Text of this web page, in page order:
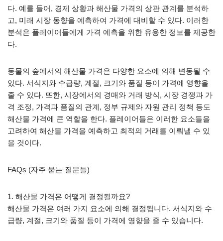
다. 예를 들어, 경제 상황과 해산물 가격의 상관 관계를 분석하
고, 미래 시장 동향을 예측하여 가격에 대비할 수 있다. 이러한
분석은 플레이어들에게 가격 예측을 위한 유용한 정보를 제공한
다.
동물의 숲에서의 해산물 가격은 다양한 요소에 의해 변동될 수
있다. 서식지와 수급량, 계절, 크기와 품질 등이 가격에 영향을
줄 수 있다. 또한, 시장에서의 경매와 거래 방식, 시장 경쟁과 가
격 조정, 가격과 품질의 관계, 정부 규제와 자원 관리 정책 등도
해산물 가격에 큰 역할을 한다. 플레이어들은 이러한 요소들을
고려하여 해산물 가격을 예측하고 최적의 거래를 이뤄낼 수 있
을 것이다.
FAQs (자주 묻는 질문들)
1. 해산물 가격은 어떻게 결정될까요?
해산물 가격은 여러 가지 요소에 의해 결정됩니다. 서식지와 수
급량, 계절, 크기와 품질 등이 가격에 영향을 줄 수 있습니다.